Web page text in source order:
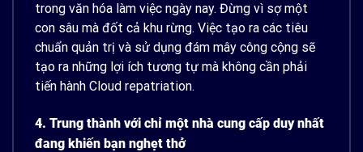
trong văn hóa làm việc ngày nay. Đừng vì sợ một
con sâu mà đốt cả khu rừng. Việc tạo ra các tiêu
chuẩn quản trị và sử dụng đám mây công cộng sẽ
tạo ra những lợi ích tương tự mà không cần phải
tiến hành Cloud repatriation.
4. Trung thành với chỉ một nhà cung cấp duy nhất
đang khiến bạn nghẹt thở